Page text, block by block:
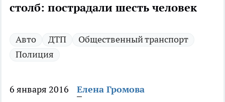
столб: пострадали шесть человек
Авто ДТП
Общественный транспорт
Полиция
6 января 2016
Елена Громова